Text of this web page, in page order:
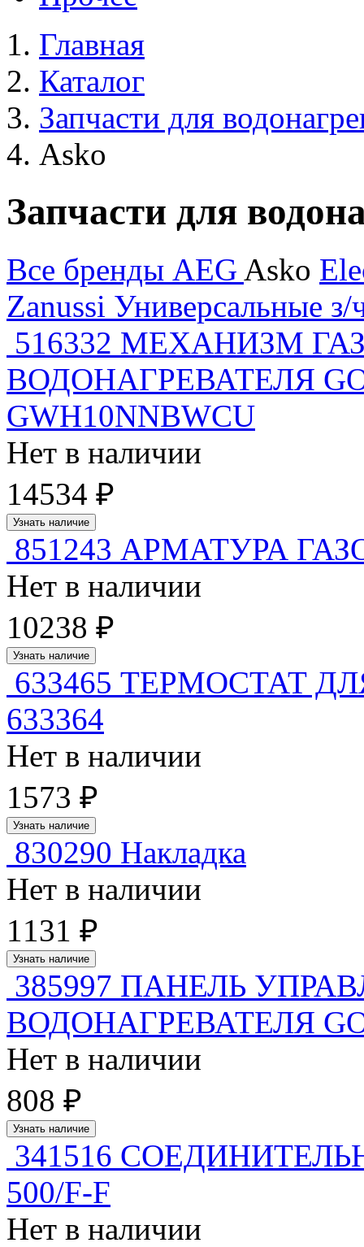
Главная
Каталог
Запчасти для
Asko
Запчасти для
Все бренды AEG Asko
Zanussi Универсальные з/
516332 МЕХАНИЗМ
ВОДОНАГРЕВАТЕЛЯ
GWH10NNBWCU
Нет в наличии
14534 ₽
Узнать наличие
851243 АРМАТУРА
Нет в наличии
10238 ₽
Узнать наличие
633465 ТЕРМОСТАТ
633364
Нет в наличии
1573 ₽
Узнать наличие
830290 Накладка
Нет в наличии
1131 ₽
Узнать наличие
385997 ПАНЕЛЬ
ВОДОНАГРЕВАТЕЛЯ
Нет в наличии
808 ₽
Узнать наличие
341516
500/F-F
Нет в наличии